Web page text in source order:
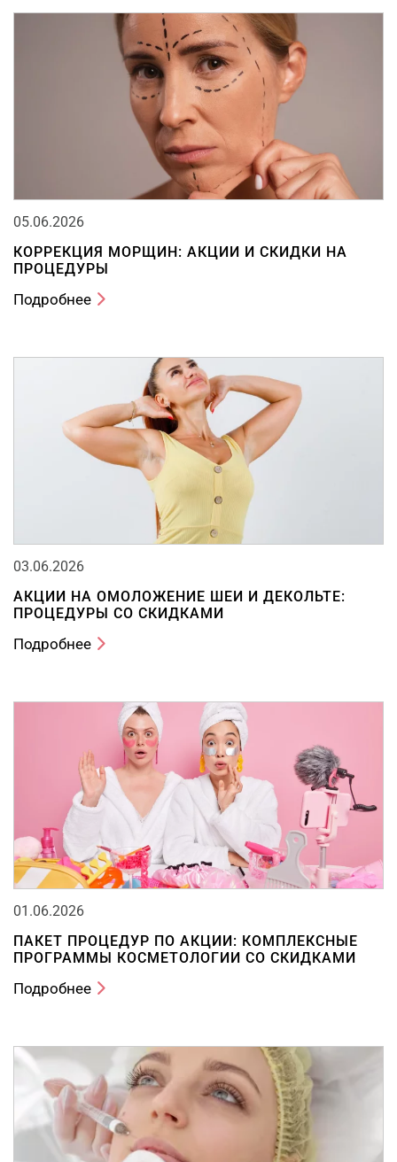
05.06.2026
КОРРЕКЦИЯ МОРЩИН: АКЦИИ И СКИДКИ НА
ПРОЦЕДУРЫ
Подробнее
03.06.2026
АКЦИИ НА ОМОЛОЖЕНИЕ ШЕИ И ДЕКОЛЬТЕ:
ПРОЦЕДУРЫ СО СКИДКАМИ
Подробнее
01.06.2026
ПАКЕТ ПРОЦЕДУР ПО АКЦИИ: КОМПЛЕКСНЫЕ
ПРОГРАММЫ КОСМЕТОЛОГИИ СО СКИДКАМИ
Подробнее